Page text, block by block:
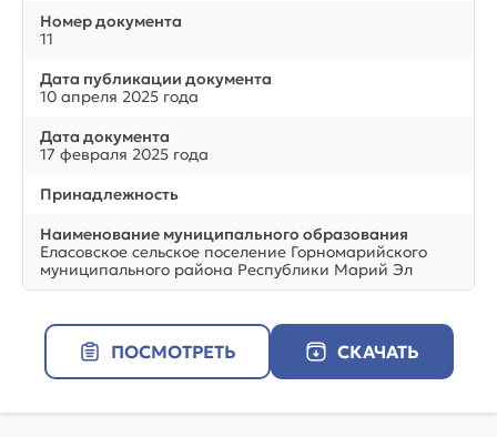
Номер документа
11
Дата публикации документа
10 апреля 2025 года
Дата документа
17 февраля 2025 года
Принадлежность
Наименование муниципального образования
Еласовское сельское поселение Горномарийского
муниципального района Республики Марий Эл
ПОСМОТРЕТЬ СКАЧАТЬ